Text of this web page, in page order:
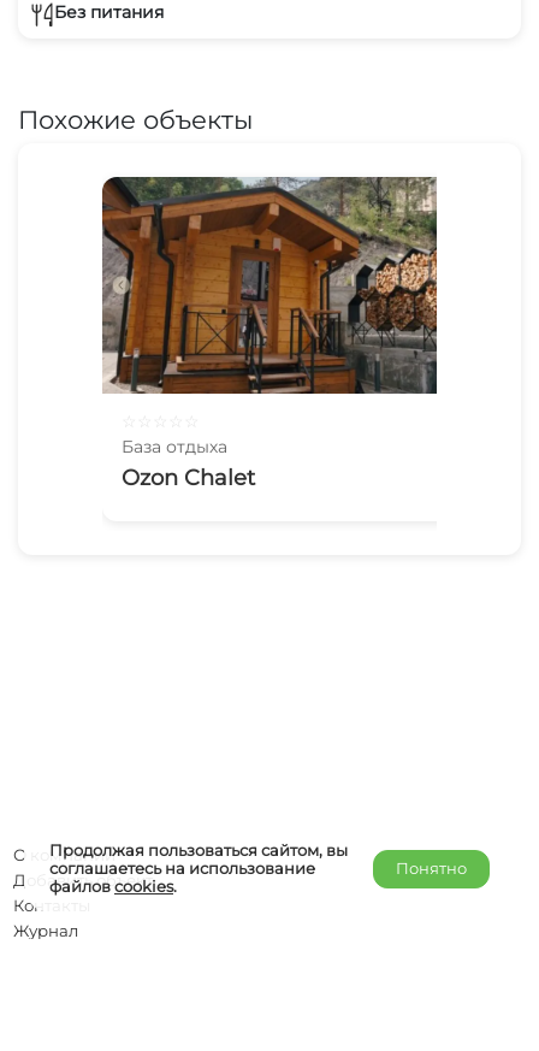
Без питания
Похожие объекты
База отдыха
Ozon Chalet
Продолжая пользоваться сайтом, вы
соглашаетесь на использование
файловcookies.
Понятно
О компании
Добавить объект
Контакты
Журнал